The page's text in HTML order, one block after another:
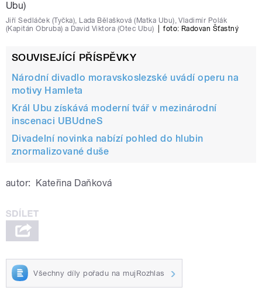
Jiří Sedláček (Tyčka), Lada Bělašková (Matka Ubu), Vladimír Polák
(Kapitán Obruba) a David Viktora (Otec Ubu)
foto: Radovan Šťastný
SOUVISEJÍCÍ PŘÍSPĚVKY
Národní divadlo moravskoslezské uvádí operu na
motivy Hamleta
Král Ubu získává moderní tvář v mezinárodní
inscenaci UBUdneS
Divadelní novinka nabízí pohled do hlubin
znormalizované duše
autor: Kateřina Daňková
Všechny díly pořadu na mujRozhlas